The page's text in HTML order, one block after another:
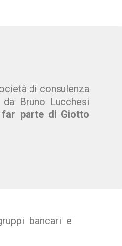
di consulenza
Bruno Lucchesi
parte di Giotto
bancari e